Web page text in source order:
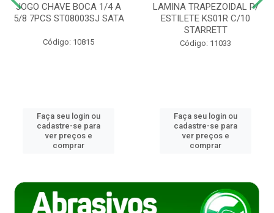
JOGO CHAVE BOCA 1/4 A
5/8 7PCS ST08003SJ SATA
Código: 10815
Faça seu login ou
cadastre-se para
ver preços e
comprar
LAMINA TRAPEZOIDAL P/
ESTILETE KS01R C/10
STARRETT
Código: 11033
Faça seu login ou
cadastre-se para
ver preços e
comprar